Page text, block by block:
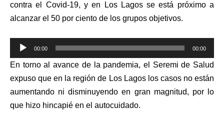
contra el Covid-19, y en Los Lagos se está próximo a
alcanzar el 50 por ciento de los grupos objetivos.
Reproductor
de
audio
00:00 00:00
En torno al avance de la pandemia, el Seremi de Salud
expuso que en la región de Los Lagos los casos no están
aumentando ni disminuyendo en gran magnitud, por lo
que hizo hincapié en el autocuidado.